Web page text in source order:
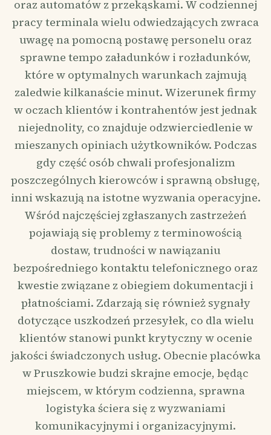
oraz automatów z przekąskami. W codziennej
pracy terminala wielu odwiedzających zwraca
uwagę na pomocną postawę personelu oraz
sprawne tempo załadunków i rozładunków,
które w optymalnych warunkach zajmują
zaledwie kilkanaście minut. Wizerunek firmy
w oczach klientów i kontrahentów jest jednak
niejednolity, co znajduje odzwierciedlenie w
mieszanych opiniach użytkowników. Podczas
gdy część osób chwali profesjonalizm
poszczególnych kierowców i sprawną obsługę,
inni wskazują na istotne wyzwania operacyjne.
Wśród najczęściej zgłaszanych zastrzeżeń
pojawiają się problemy z terminowością
dostaw, trudności w nawiązaniu
bezpośredniego kontaktu telefonicznego oraz
kwestie związane z obiegiem dokumentacji i
płatnościami. Zdarzają się również sygnały
dotyczące uszkodzeń przesyłek, co dla wielu
klientów stanowi punkt krytyczny w ocenie
jakości świadczonych usług. Obecnie placówka
w Pruszkowie budzi skrajne emocje, będąc
miejscem, w którym codzienna, sprawna
logistyka ściera się z wyzwaniami
komunikacyjnymi i organizacyjnymi.